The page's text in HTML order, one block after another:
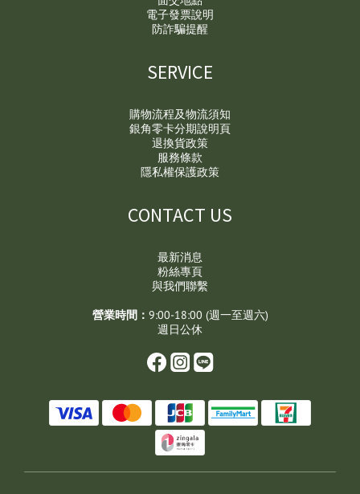
電子發票說明
防詐騙提醒
SERVICE
購物流程及物流須知
銀角零卡分期說明頁
退換貨政策
服務條款
隱私權保護政策
CONTACT US
最新消息
粉絲專頁
與我們聯繫
營業時間： 9:00-18:00 (週一至週六)
週日公休